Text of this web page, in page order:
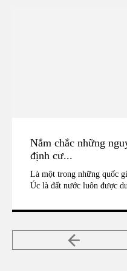
Nắm chắc những
định cư...
Là một trong những quốc
Úc là đất nước luôn được